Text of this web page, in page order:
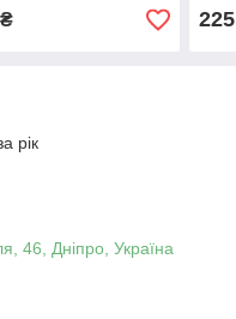
225
рік
46, Дніпро, Україна